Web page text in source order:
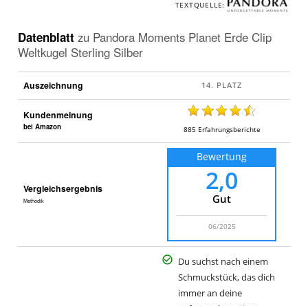
TEXTQUELLE:
Datenblatt zu Pandora Moments Planet Erde Clip
Weltkugel Sterling Silber
Auszeichnung
Kundenmeinung
bei Amazon 885 Erfahrungsberichte
Vergleichsergebnis
Methodik
Bewertung
2,0
Gut
06/2025
Du suchst nach einem
Schmuckstück, das dich
immer an deine